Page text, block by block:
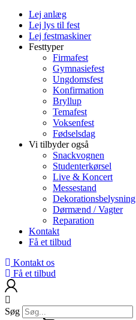
Lej anlæg
Lej lys til fest
Lej festmaskiner
Festtyper
Firmafest
Gymnasiefest
Ungdomsfest
Konfirmation
Bryllup
Temafest
Voksenfest
Fødselsdag
Vi tilbyder også
Snackvognen
Studenterkørsel
Live & Koncert
Messestand
Dekorationsbelysning
Dørmænd / Vagter
Reparation
Kontakt
Få et tilbud
Kontakt os
Få et tilbud
Søg